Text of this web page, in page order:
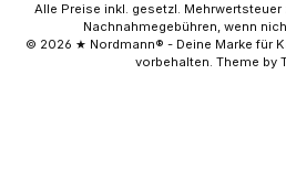
Alle Preise inkl. gesetzl. Mehrwertsteuer
Nachnahmegebühren, wenn
© 2026 ★ Nordmann® - Deine Marke für
vorbehalten. Theme by